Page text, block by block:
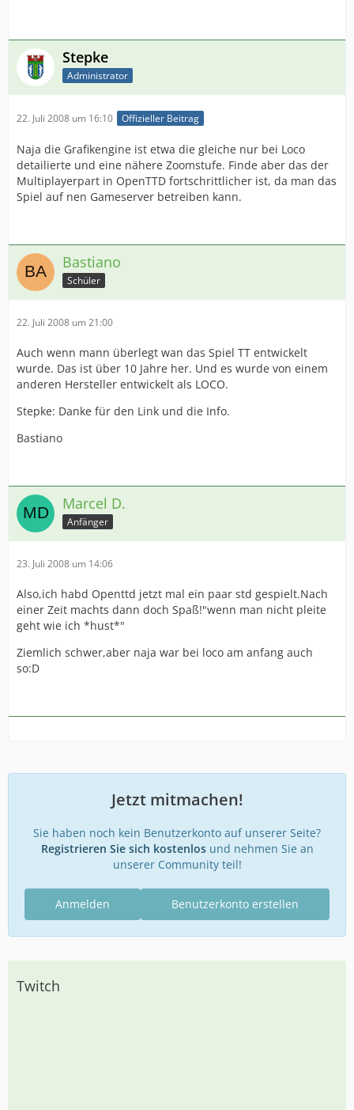
Stepke
Administrator
22. Juli 2008 um 16:10 Offizieller Beitrag
Naja die Grafikengine ist etwa die gleiche nur bei Loco
detailierte und eine nähere Zoomstufe. Finde aber das der
Multiplayerpart in OpenTTD fortschrittlicher ist, da man das
Spiel auf nen Gameserver betreiben kann.
Bastiano
Schüler
22. Juli 2008 um 21:00
Auch wenn mann überlegt wan das Spiel TT entwickelt
wurde. Das ist über 10 Jahre her. Und es wurde von einem
anderen Hersteller entwickelt als LOCO.
Stepke: Danke für den Link und die Info.
Bastiano
Marcel D.
Anfänger
23. Juli 2008 um 14:06
Also,ich habd Openttd jetzt mal ein paar std gespielt.Nach
einer Zeit machts dann doch Spaß!"wenn man nicht pleite
geht wie ich *hust*"
Ziemlich schwer,aber naja war bei loco am anfang auch
so:D
Jetzt mitmachen!
Sie haben noch kein Benutzerkonto auf unserer Seite?
Registrieren Sie sich kostenlosund nehmen Sie an
unserer Community teil!
Benutzerkonto erstellen
Anmelden
Twitch